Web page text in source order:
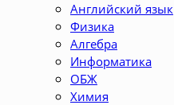
Английский язык
Физика
Алгебра
Информатика
ОБЖ
Химия